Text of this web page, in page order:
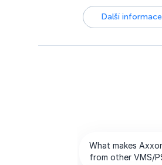
Další informace